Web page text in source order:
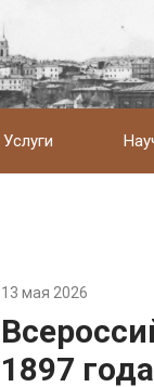
Услуги
13 мая 2026
1897 года